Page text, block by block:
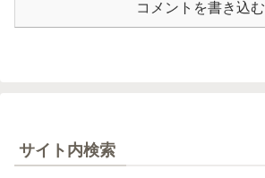
コメントを書き込む
サイト内検索